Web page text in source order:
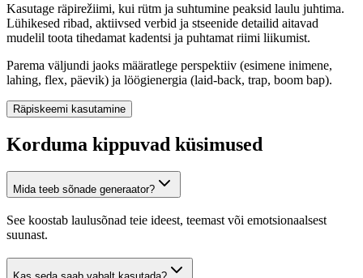
Kasutage räpirežiimi, kui rütm ja suhtumine peaksid laulu juhtima.
Lühikesed ribad, aktiivsed verbid ja stseenide detailid aitavad
mudelil toota tihedamat kadentsi ja puhtamat riimi liikumist.
Parema väljundi jaoks määratlege perspektiiv (esimene inimene,
lahing, flex, päevik) ja löögienergia (laid-back, trap, boom bap).
Räpiskeemi kasutamine
Korduma kippuvad küsimused
Mida teeb sõnade generaator?
See koostab laulusõnad teie ideest, teemast või emotsionaalsest
suunast.